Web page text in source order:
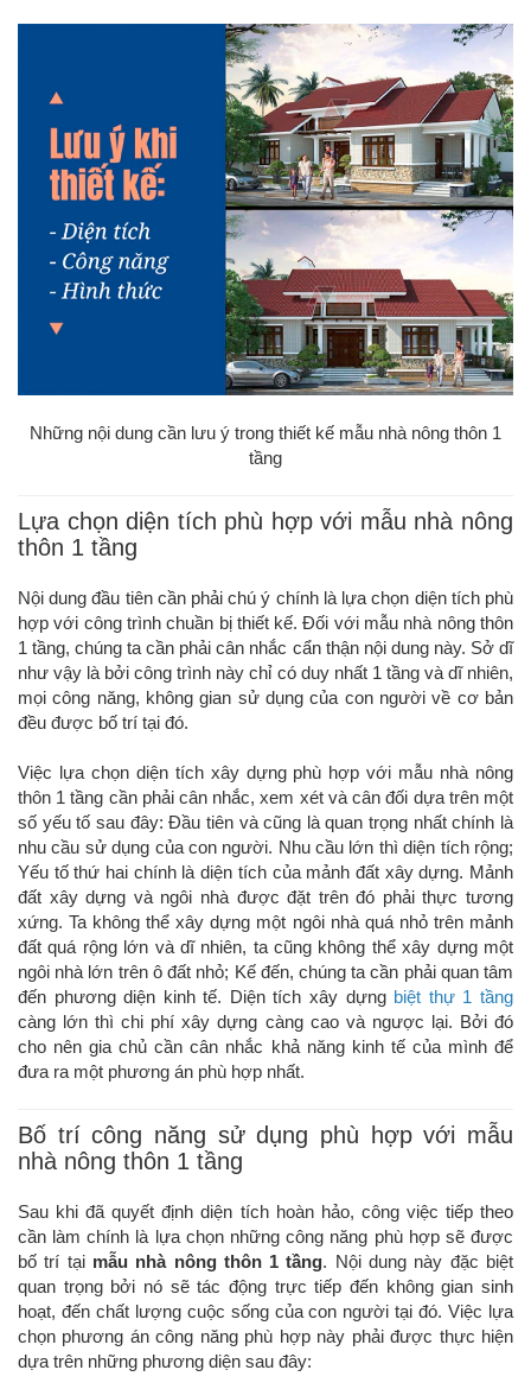
Những nội dung cần lưu ý trong thiết kế mẫu nhà nông thôn 1
tầng
Lựa chọn diện tích phù hợp với mẫu nhà nông
thôn 1 tầng
Nội dung đầu tiên cần phải chú ý chính là lựa chọn diện tích phù
hợp với công trình chuần bị thiết kế. Đối với mẫu nhà nông thôn
1 tầng, chúng ta cần phải cân nhắc cẩn thận nội dung này. Sở dĩ
như vậy là bởi công trình này chỉ có duy nhất 1 tầng và dĩ nhiên,
mọi công năng, không gian sử dụng của con người về cơ bản
đều được bố trí tại đó.
Việc lựa chọn diện tích xây dựng phù hợp với mẫu nhà nông
thôn 1 tầng cần phải cân nhắc, xem xét và cân đối dựa trên một
số yếu tố sau đây: Đầu tiên và cũng là quan trọng nhất chính là
nhu cầu sử dụng của con người. Nhu cầu lớn thì diện tích rộng;
Yếu tố thứ hai chính là diện tích của mảnh đất xây dựng. Mảnh
đất xây dựng và ngôi nhà được đặt trên đó phải thực tương
xứng. Ta không thể xây dựng một ngôi nhà quá nhỏ trên mảnh
đất quá rộng lớn và dĩ nhiên, ta cũng không thể xây dựng một
ngôi nhà lớn trên ô đất nhỏ; Kế đến, chúng ta cần phải quan tâm
đến phương diện kinh tế. Diện tích xây dựng biệt thự 1 tầng
càng lớn thì chi phí xây dựng càng cao và ngược lại. Bởi đó
cho nên gia chủ cần cân nhắc khả năng kinh tế của mình để
đưa ra một phương án phù hợp nhất.
Bố trí công năng sử dụng phù hợp với mẫu
nhà nông thôn 1 tầng
Sau khi đã quyết định diện tích hoàn hảo, công việc tiếp theo
cần làm chính là lựa chọn những công năng phù hợp sẽ được
bố trí tại mẫu nhà nông thôn 1 tầng. Nội dung này đặc biệt
quan trọng bởi nó sẽ tác động trực tiếp đến không gian sinh
hoạt, đến chất lượng cuộc sống của con người tại đó. Việc lựa
chọn phương án công năng phù hợp này phải được thực hiện
dựa trên những phương diện sau đây: